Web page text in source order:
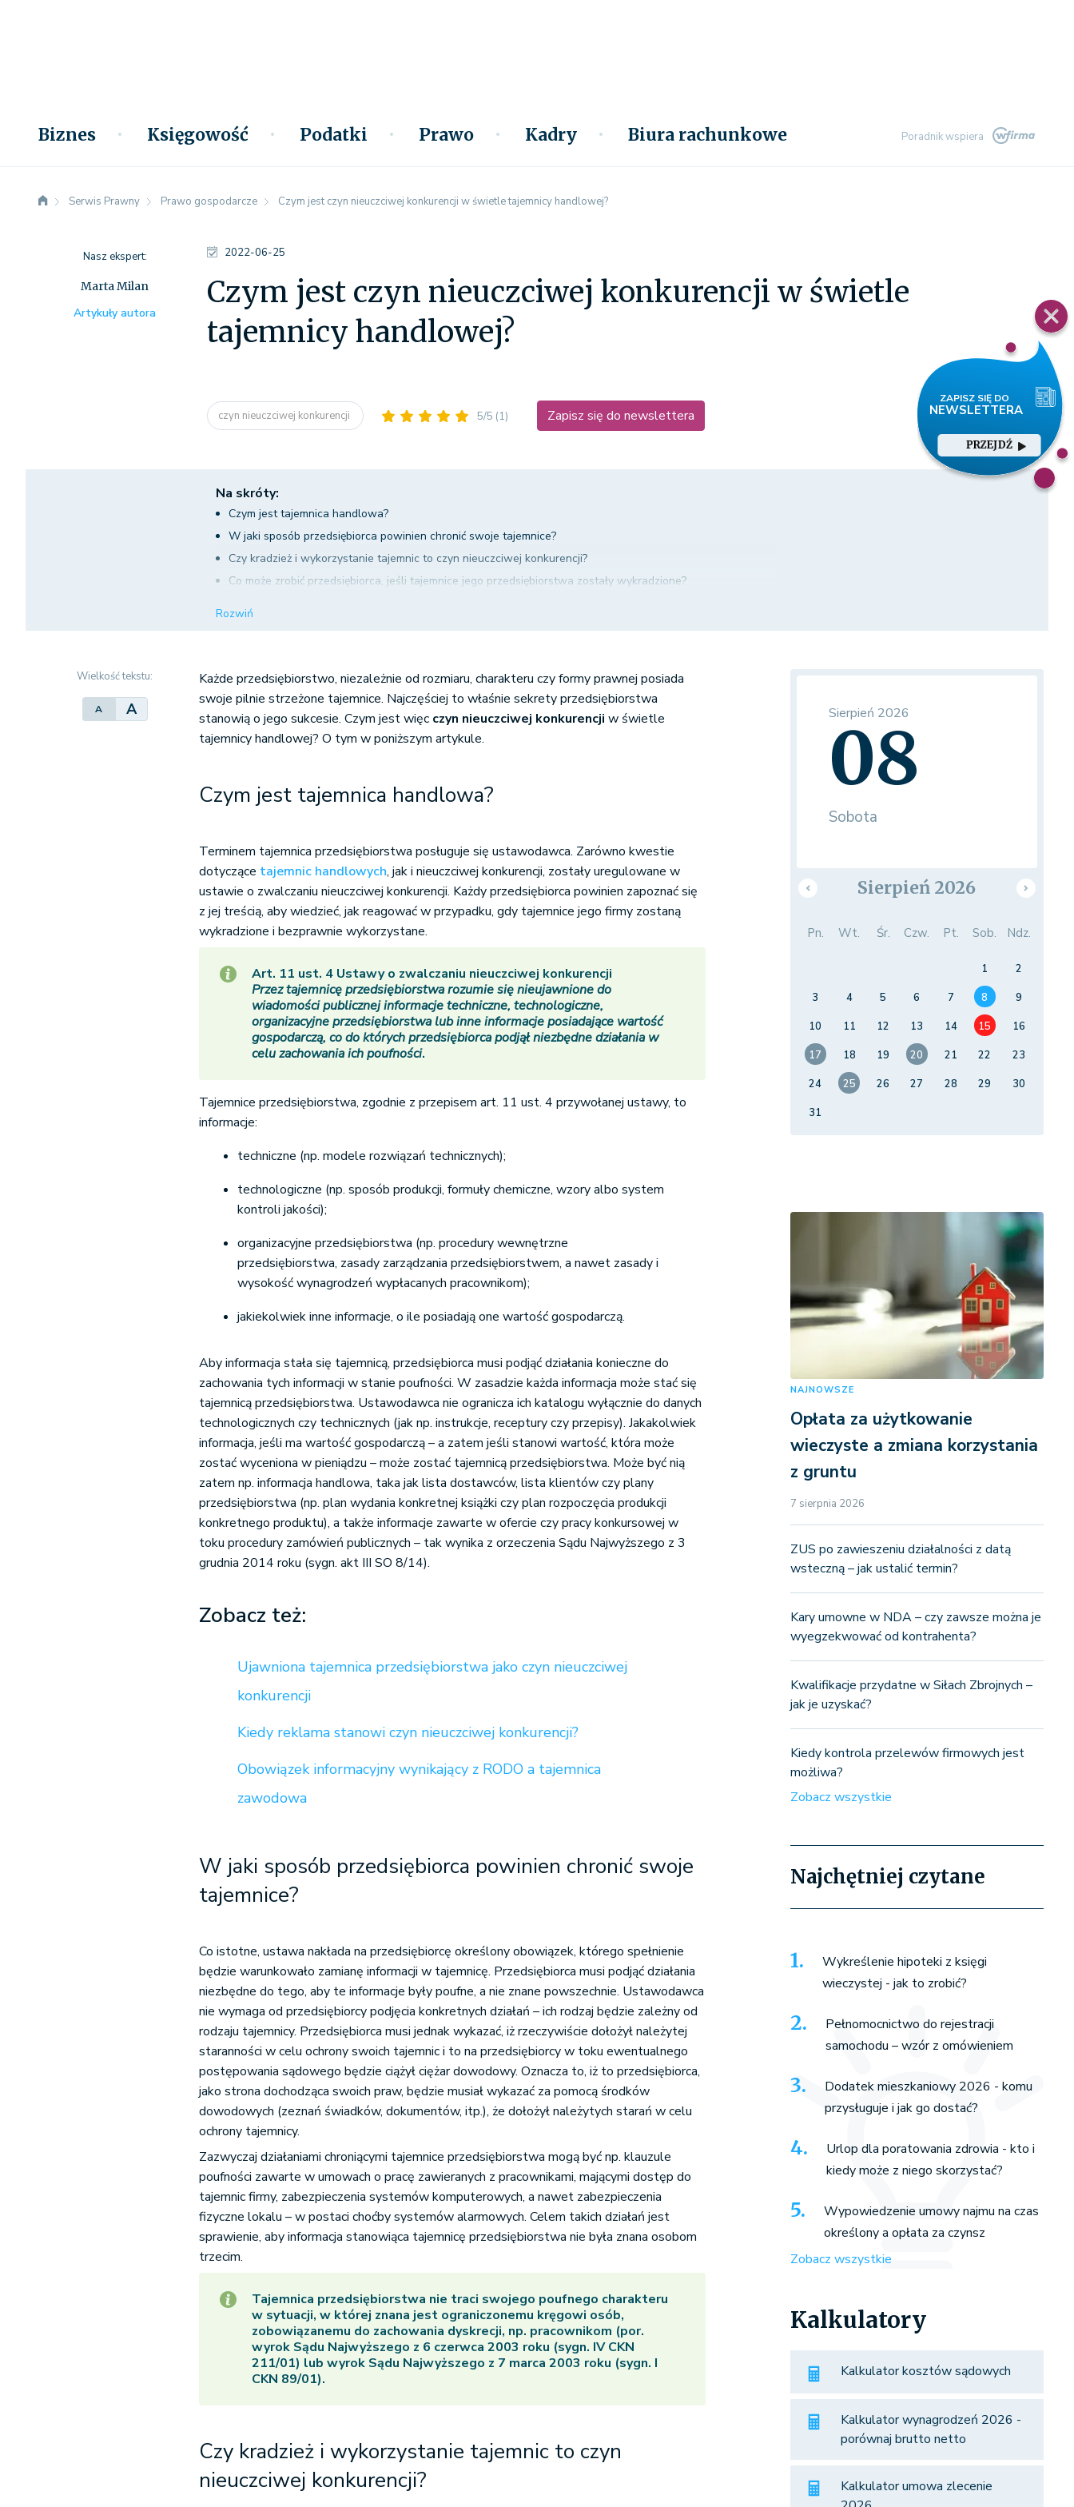
Biznes Księgowość Podatki Prawo Kadry Biura rachunkowe Poradnik wspiera
PRZEJDŹ
Serwis Prawny Prawo gospodarcze Czym jest czyn nieuczciwej konkurencji w świetle tajemnicy handlowej?
2022-06-25
Czym jest czyn nieuczciwej konkurencji w świetle
tajemnicy handlowej?
czyn nieuczciwej konkurencji 5/5 (1) Zapisz się do newslettera
Nasz ekspert:
Marta Milan
Artykuły autora
Na skróty:
Czym jest tajemnica handlowa?
W jaki sposób przedsiębiorca powinien chronić swoje tajemnice?
Czy kradzież i wykorzystanie tajemnic to czyn nieuczciwej konkurencji?
Co może zrobić przedsiębiorca, jeśli tajemnice jego przedsiębiorstwa zostały wykradzione?
Rozwiń
Wielkość tekstu:
A A
Każde przedsiębiorstwo, niezależnie od rozmiaru, charakteru czy formy prawnej posiada
swoje pilnie strzeżone tajemnice. Najczęściej to właśnie sekrety przedsiębiorstwa
stanowią o jego sukcesie. Czym jest więc czyn nieuczciwej konkurencji w świetle
tajemnicy handlowej? O tym w poniższym artykule.
Czym jest tajemnica handlowa?
Terminem tajemnica przedsiębiorstwa posługuje się ustawodawca. Zarówno kwestie
dotyczące tajemnic handlowych, jak i nieuczciwej konkurencji, zostały uregulowane w
ustawie o zwalczaniu nieuczciwej konkurencji. Każdy przedsiębiorca powinien zapoznać się
z jej treścią, aby wiedzieć, jak reagować w przypadku, gdy tajemnice jego firmy zostaną
wykradzione i bezprawnie wykorzystane.
Art. 11 ust. 4 Ustawy o zwalczaniu nieuczciwej konkurencji
Przez tajemnicę przedsiębiorstwa rozumie się nieujawnione do
wiadomości publicznej informacje techniczne, technologiczne,
organizacyjne przedsiębiorstwa lub inne informacje posiadające wartość
gospodarczą, co do których przedsiębiorca podjął niezbędne działania w
celu zachowania ich poufności.
Tajemnice przedsiębiorstwa, zgodnie z przepisem art. 11 ust. 4 przywołanej ustawy, to
informacje:
techniczne (np. modele rozwiązań technicznych);
technologiczne (np. sposób produkcji, formuły chemiczne, wzory albo system
kontroli jakości);
organizacyjne przedsiębiorstwa (np. procedury wewnętrzne
przedsiębiorstwa, zasady zarządzania przedsiębiorstwem, a nawet zasady i
wysokość wynagrodzeń wypłacanych pracownikom);
jakiekolwiek inne informacje, o ile posiadają one wartość gospodarczą.
Aby informacja stała się tajemnicą, przedsiębiorca musi podjąć działania konieczne do
zachowania tych informacji w stanie poufności. W zasadzie każda informacja może stać się
tajemnicą przedsiębiorstwa. Ustawodawca nie ogranicza ich katalogu wyłącznie do danych
technologicznych czy technicznych (jak np. instrukcje, receptury czy przepisy). Jakakolwiek
informacja, jeśli ma wartość gospodarczą – a zatem jeśli stanowi wartość, która może
zostać wyceniona w pieniądzu – może zostać tajemnicą przedsiębiorstwa. Może być nią
zatem np. informacja handlowa, taka jak lista dostawców, lista klientów czy plany
przedsiębiorstwa (np. plan wydania konkretnej książki czy plan rozpoczęcia produkcji
konkretnego produktu), a także informacje zawarte w ofercie czy pracy konkursowej w
toku procedury zamówień publicznych – tak wynika z orzeczenia Sądu Najwyższego z 3
grudnia 2014 roku (sygn. akt III SO 8/14).
Zobacz też:
Ujawniona tajemnica przedsiębiorstwa jako czyn nieuczciwej
konkurencji
Kiedy reklama stanowi czyn nieuczciwej konkurencji?
Obowiązek informacyjny wynikający z RODO a tajemnica
zawodowa
W jaki sposób przedsiębiorca powinien chronić swoje
tajemnice?
Co istotne, ustawa nakłada na przedsiębiorcę określony obowiązek, którego spełnienie
będzie warunkowało zamianę informacji w tajemnicę. Przedsiębiorca musi podjąć działania
niezbędne do tego, aby te informacje były poufne, a nie znane powszechnie. Ustawodawca
nie wymaga od przedsiębiorcy podjęcia konkretnych działań – ich rodzaj będzie zależny od
rodzaju tajemnicy. Przedsiębiorca musi jednak wykazać, iż rzeczywiście dołożył należytej
staranności w celu ochrony swoich tajemnic i to na przedsiębiorcy w toku ewentualnego
postępowania sądowego będzie ciążył ciężar dowodowy. Oznacza to, iż to przedsiębiorca,
jako strona dochodząca swoich praw, będzie musiał wykazać za pomocą środków
dowodowych (zeznań świadków, dokumentów, itp.), że dołożył należytych starań w celu
ochrony tajemnicy.
Zazwyczaj działaniami chroniącymi tajemnice przedsiębiorstwa mogą być np. klauzule
poufności zawarte w umowach o pracę zawieranych z pracownikami, mającymi dostęp do
tajemnic firmy, zabezpieczenia systemów komputerowych, a nawet zabezpieczenia
fizyczne lokalu – w postaci choćby systemów alarmowych. Celem takich działań jest
sprawienie, aby informacja stanowiąca tajemnicę przedsiębiorstwa nie była znana osobom
trzecim.
Tajemnica przedsiębiorstwa nie traci swojego poufnego charakteru
w sytuacji, w której znana jest ograniczonemu kręgowi osób,
zobowiązanemu do zachowania dyskrecji, np. pracownikom (por.
wyrok Sądu Najwyższego z 6 czerwca 2003 roku (sygn. IV CKN
211/01) lub wyrok Sądu Najwyższego z 7 marca 2003 roku (sygn. I
CKN 89/01).
Czy kradzież i wykorzystanie tajemnic to czyn
nieuczciwej konkurencji?
Sierpień 2026
08
Sobota
Sierpień 2026
Pn. Wt. Śr. Czw. Pt. Sob. Ndz.
1
2
3
4 5 6 7 8
9
10
11 12 13 14 15
16
17
18 19 20 21 22
23
24
25 26 27 28 29
30
31
NAJNOWSZE
Opłata za użytkowanie
wieczyste a zmiana korzystania
z gruntu
7 sierpnia 2026
ZUS po zawieszeniu działalności z datą
wsteczną – jak ustalić termin?
Kary umowne w NDA – czy zawsze można je
wyegzekwować od kontrahenta?
Kwalifikacje przydatne w Siłach Zbrojnych –
jak je uzyskać?
Kiedy kontrola przelewów firmowych jest
możliwa?
Zobacz wszystkie
Najchętniej czytane
Wykreślenie hipoteki z księgi
wieczystej - jak to zrobić?
Pełnomocnictwo do rejestracji
samochodu – wzór z omówieniem
Dodatek mieszkaniowy 2026 - komu
przysługuje i jak go dostać?
Urlop dla poratowania zdrowia - kto i
kiedy może z niego skorzystać?
Wypowiedzenie umowy najmu na czas
określony a opłata za czynsz
Zobacz wszystkie
Kalkulatory
Kalkulator kosztów sądowych
Kalkulator wynagrodzeń 2026 -
porównaj brutto netto
Kalkulator umowa zlecenie